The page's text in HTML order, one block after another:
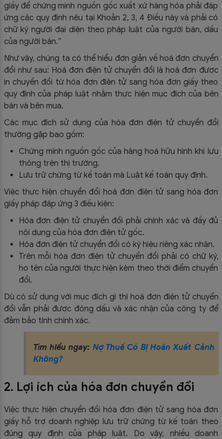
giấy để chứng minh nguồn gốc xuất xứ hàng hóa phải đáp
ứng các quy định nêu tại Khoản 2, 3, 4 Điều này và phải có
chữ ký người đại diện theo pháp luật của người bán, dấu
của người bán.”
Như vậy, chúng ta có thể hiểu đơn giản về hoá đơn chuyển
đổi như sau: Hoá đơn điện tử chuyển đổi là hoá đơn được
in chuyển đổi từ hóa đơn điện tử sang hóa đơn giấy theo
quy định của pháp luật nhằm thực hiện mục đích của bên
bán và bên mua.
Các mục đích sử dụng của hóa đơn điện tử chuyển đổi
thường gặp bao gồm:
Chứng minh nguồn gốc của hàng hoá hữu hình khi lưu
thông trên thị trường.
Lưu trữ chứng từ kế toán mà Luật kế toán quy định.
Việc thực hiện chuyển đổi hoá đơn điện tử sang hóa đơn
giấy pháp đáp ứng 3 điều kiện:
Hóa đơn điện tử chuyển đổi phải chính xác và đầy đủ
nội dung của hóa đơn điện tử gốc.
Hóa đơn điện tử chuyển đổi có ký hiệu riêng xác nhận.
Trên mỗi hóa đơn điện tử chuyển đổi phải có chữ ký,
họ tên của người thực hiện kèm theo thời điểm chuyển
đổi.
Dù có sử dụng với mục đích gì thì hoá đơn điện tử chuyển
đổi vẫn phải được đóng dấu và xác nhận của công ty để
đảm bảo tính chính xác.
Tìm hiểu ngay: Nợ Thuế Có Bị Hoãn Xuất Cảnh
Không?
2. Lợi ích của hóa đơn chuyển đổi
Việc thực hiện chuyển đổi hóa đơn điện tử sang hóa đơn
giấy hỗ trợ doanh nghiệp lưu trữ chứng từ kế toán theo
đúng quy định của pháp luật. Do vậy, nhiều doanh